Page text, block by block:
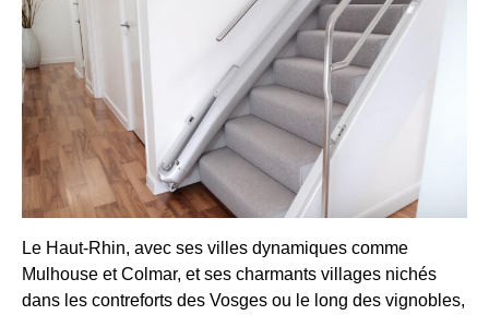
Le Haut-Rhin, avec ses villes dynamiques comme
Mulhouse et Colmar, et ses charmants villages nichés
dans les contreforts des Vosges ou le long des vignobles,